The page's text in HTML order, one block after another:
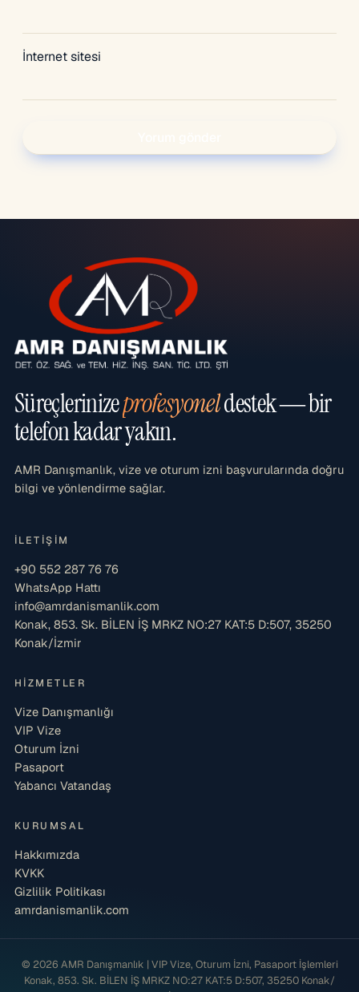
İnternet sitesi
Süreçlerinizeprofesyoneldestek — bir
telefon kadar yakın.
AMR Danışmanlık, vize ve oturum izni başvurularında doğru
bilgi ve yönlendirme sağlar.
İLETIŞIM
+90 552 287 76 76
WhatsApp Hattı
info@amrdanismanlik.com
Konak, 853. Sk. BİLEN İŞ MRKZ NO:27 KAT:5 D:507, 35250
Konak/İzmir
HIZMETLER
Vize Danışmanlığı
VIP Vize
Oturum İzni
Pasaport
Yabancı Vatandaş
KURUMSAL
Hakkımızda
KVKK
Gizlilik Politikası
amrdanismanlik.com
© 2026 AMR Danışmanlık | VIP Vize, Oturum İzni, Pasaport İşlemleri
Konak, 853. Sk. BİLEN İŞ MRKZ NO:27 KAT:5 D:507, 35250 Konak/